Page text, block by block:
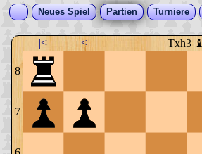
Neues Spiel Partien Turniere
|< < Txh3 ♝
8
7